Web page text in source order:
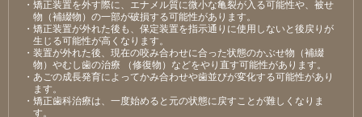
・矯正装置を外す際に、エナメル質に微小な亀裂が入る可能性や、被せ
物（補綴物）の一部が破損する可能性があります。
・矯正装置が外れた後も、保定装置を指示通りに使用しないと後戻りが
生じる可能性が高くなります。
・装置が外れた後、現在の咬み合わせに合った状態のかぶせ物（補綴
物）やむし歯の治療 （修復物）などをやり直す可能性があります。
・あごの成長発育によってかみ合わせや歯並びが変化する可能性があり
ます。
・矯正歯科治療は、一度始めると元の状態に戻すことが難しくなりま
す。